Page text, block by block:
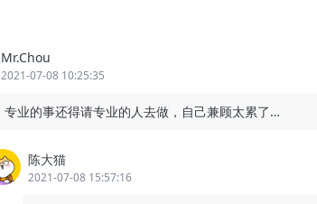
Mr.Chou
2021-07-08 10:25:35
专业的事还得请专业的人去做，自己兼顾太累了…
陈大猫
2021-07-08 15:57:16